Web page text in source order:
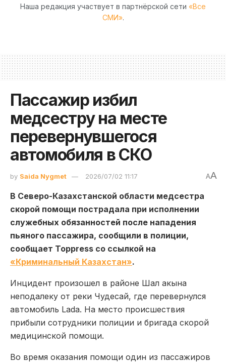
Наша редакция участвует в партнёрской сети «Все
СМИ».
Пассажир избил
медсестру на месте
перевернувшегося
автомобиля в СКО
by Saida Nygmet 2026/07/02 11:17 AA
В Северо-Казахстанской области медсестра
скорой помощи пострадала при исполнении
служебных обязанностей после нападения
пьяного пассажира, сообщили в полиции,
сообщает Toppress со ссылкой на
«Криминальный Казахстан».
Инцидент произошел в районе Шал акына
неподалеку от реки Чудесай, где перевернулся
автомобиль Lada. На место происшествия
прибыли сотрудники полиции и бригада скорой
медицинской помощи.
Во время оказания помощи один из пассажиров